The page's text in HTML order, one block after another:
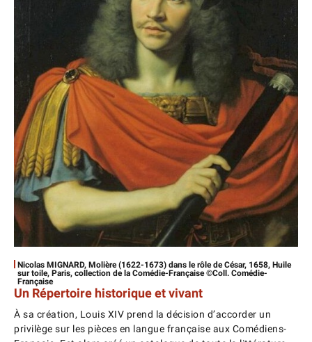
Nicolas MIGNARD, Molière (1622-1673) dans le rôle de César, 1658, Huile
sur toile, Paris, collection de la Comédie-Française ©Coll. Comédie-
Française
Un Répertoire historique et vivant
À sa création, Louis XIV prend la décision d’accorder un
privilège sur les pièces en langue française aux Comédiens-